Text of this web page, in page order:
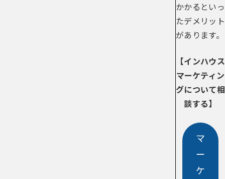
かかるといっ
たデメリット
があります。
【インハウス
マーケティン
グについて相
談する】
マ
ー
ケ